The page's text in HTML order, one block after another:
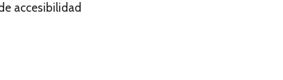
accesibilidad